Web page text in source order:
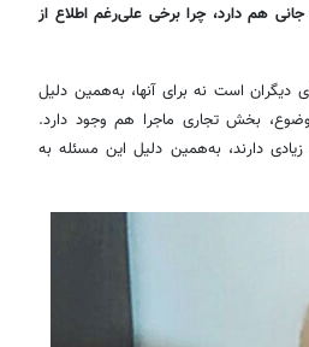
هم دارد، چرا برخی علی‌رغم اطلاع از
دیگران است نه برای آنها، به‌همین دلیل
بخش تجاری ماجرا هم وجود دارد.
دارند، به‌همین دلیل این مسئله به